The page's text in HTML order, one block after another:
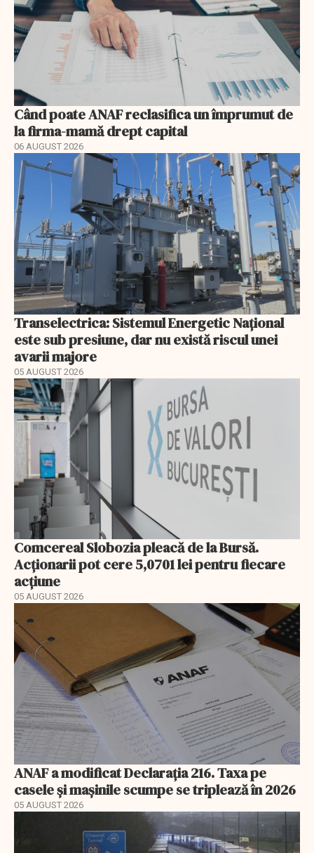
Când poate ANAF reclasifica un împrumut de
la firma-mamă drept capital
06 AUGUST 2026
Transelectrica: Sistemul Energetic Național
este sub presiune, dar nu există riscul unei
avarii majore
05 AUGUST 2026
Comcereal Slobozia pleacă de la Bursă.
Acționarii pot cere 5,0701 lei pentru fiecare
acțiune
05 AUGUST 2026
ANAF a modificat Declarația 216. Taxa pe
casele și mașinile scumpe se triplează în 2026
05 AUGUST 2026